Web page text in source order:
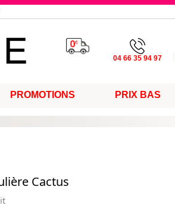
au vendredi
?
04 66 35 94 97
PROMOTIONS PRIX BAS
Cactus